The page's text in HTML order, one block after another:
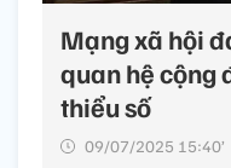
Mạng xã hội
quan hệ cộng
thiểu số
09/07/2025 15:40’